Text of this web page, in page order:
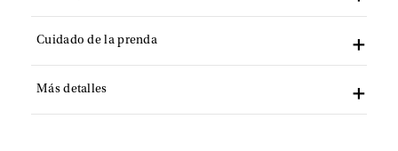
Cuidado de la prenda
Más detalles